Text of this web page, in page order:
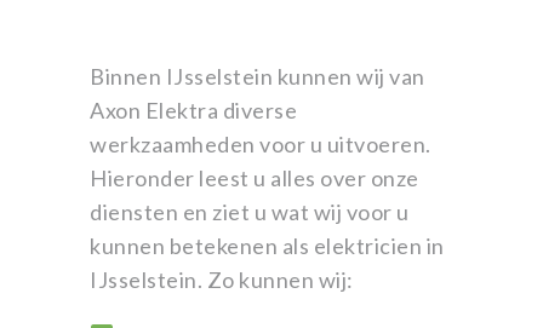
Binnen IJsselstein kunnen wij van
Axon Elektra diverse
werkzaamheden voor u uitvoeren.
Hieronder leest u alles over onze
diensten en ziet u wat wij voor u
kunnen betekenen als elektricien in
IJsselstein. Zo kunnen wij: